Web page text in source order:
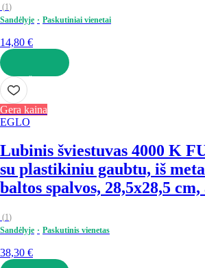
(1)
Sandėlyje
Paskutiniai vienetai
14,80 €
Į KREPŠELĮ
Gera kaina
EGLO
Lubinis šviestuvas 4000 K
su plastikiniu gaubtu, iš
baltos spalvos, 28,5x28,5
(1)
Sandėlyje
Paskutinis vienetas
38,30 €